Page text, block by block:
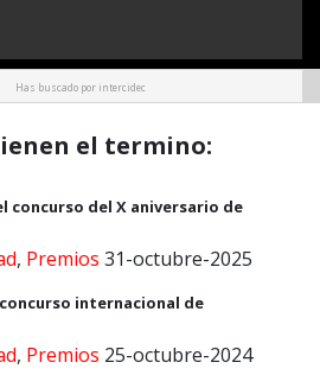
Has buscado por intercidec
el termino:
concurso del X aniversario de
, Premios 31-octubre-2025
internacional de
, Premios 25-octubre-2024